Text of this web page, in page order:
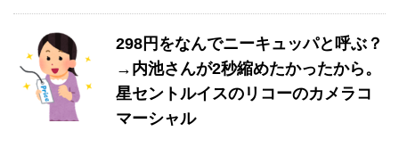
298円をなんでニーキュッパと呼ぶ？
→内池さんが2秒縮めたかったから。
星セントルイスのリコーのカメラコ
マーシャル